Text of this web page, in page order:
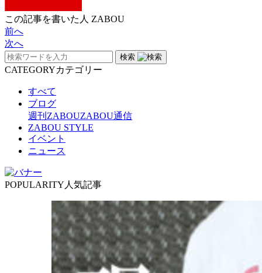
この記事を書いた人 ZABOU
前へ
次へ
検索
CATEGORYカテゴリー
すべて
ブログ
週刊ZABOUZABOU通信
ZABOU STYLE
イベント
ニュース
POPULARITY 人気記事